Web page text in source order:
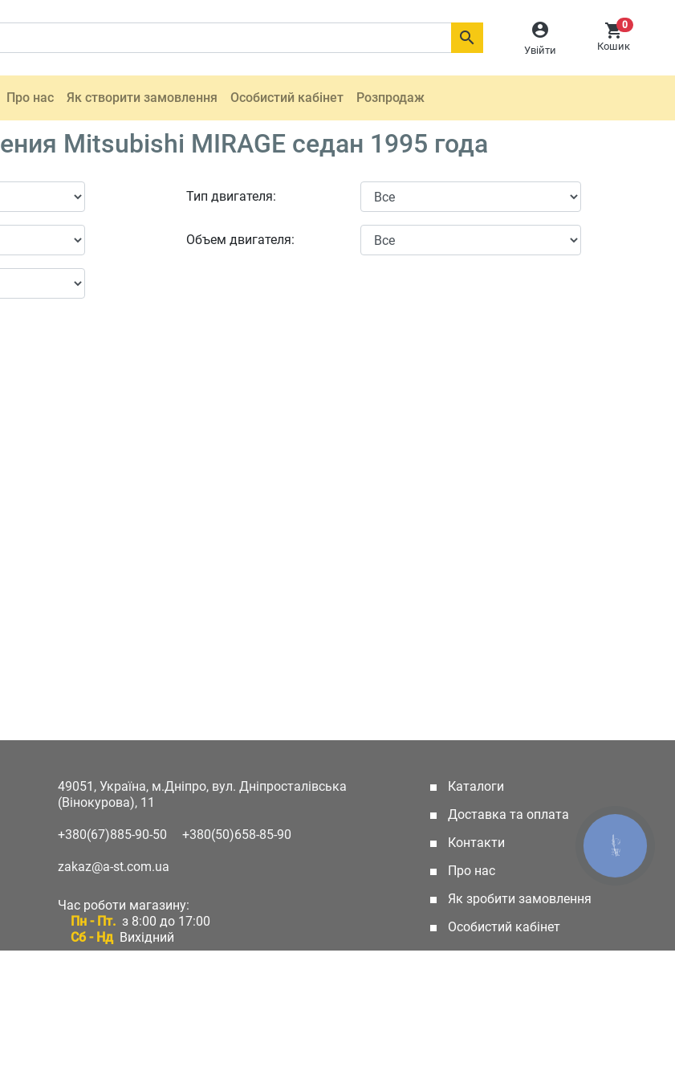

Увійти
0
Кошик

Про нас Як створити замовлення Особистий кабінет Розпродаж
Mitsubishi MIRAGE седан 1995 года
Тип двигателя:
Объем двигателя:
49051, Україна, м.Дніпро, вул. Дніпросталівська
(Вінокурова), 11
+380(67)885-90-50 +380(50)658-85-90
zakaz@a-st.com.ua
Час роботи магазину:
Пн - Пт. з 8:00 до 17:00
Сб - Нд Вихідний
Каталоги
Доставка та оплата
Контакти
Про нас
Як зробити замовлення
Особистий кабінет
КНОПКА
ЗВ'ЯЗКУ